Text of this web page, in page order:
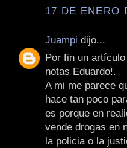
17 DE ENERO
Juampi dijo...
Por fin un
notas Eduardo!.
A mi me parece
hace tan poco
es porque en
vende drogas en
la policia o la